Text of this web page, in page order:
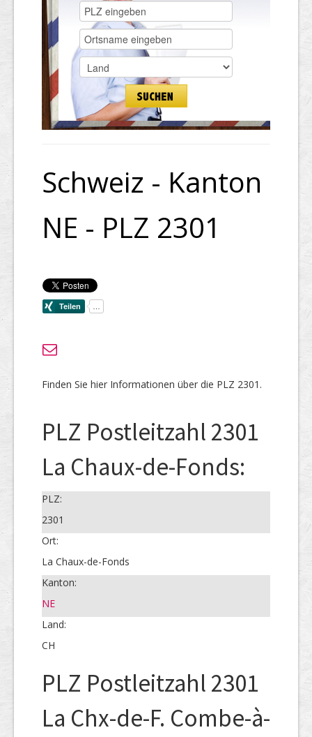
Schweiz - Kanton
NE - PLZ 2301
Finden Sie hier Informationen über die PLZ 2301.
PLZ Postleitzahl 2301
La Chaux-de-Fonds:
PLZ:
2301
Ort:
La Chaux-de-Fonds
Kanton:
NE
Land:
CH
PLZ Postleitzahl 2301
La Chx-de-F. Combe-à-